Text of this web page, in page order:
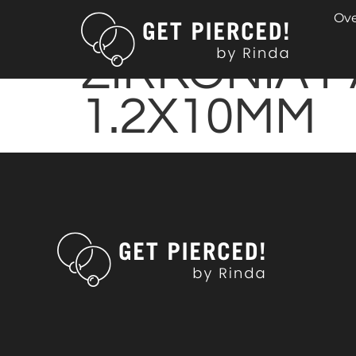
SEGMENT
ZIRKONIA
1.2X10MM